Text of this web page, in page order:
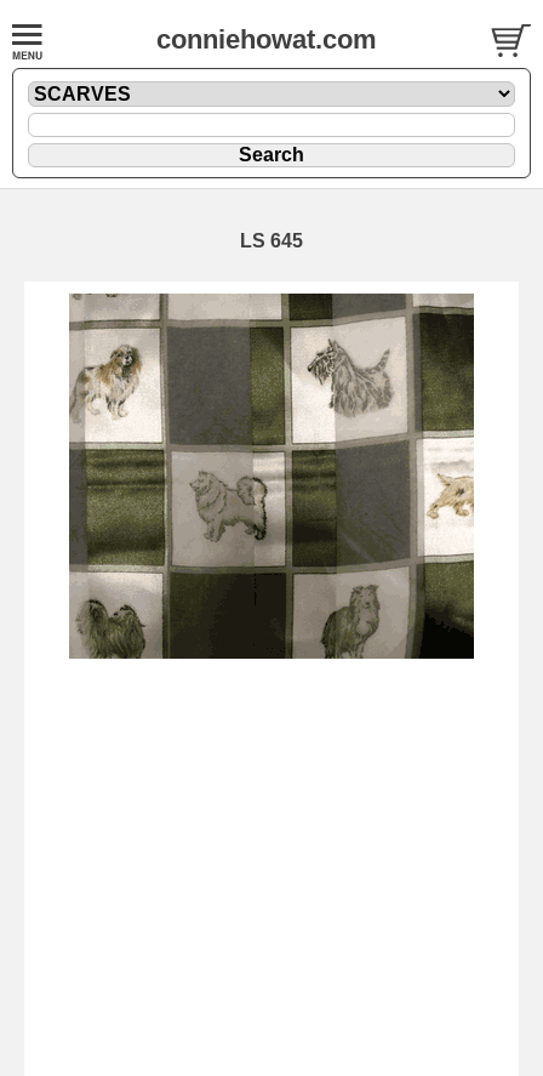
conniehowat.com
LS 645